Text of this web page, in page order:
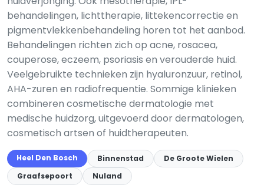
behandelingen, lichttherapie, littekencorrectie en
pigmentvlekkenbehandeling horen tot het aanbod.
Behandelingen richten zich op acne, rosacea,
couperose, eczeem, psoriasis en verouderde huid.
Veelgebruikte technieken zijn hyaluronzuur, retinol,
AHA-zuren en radiofrequentie. Sommige klinieken
combineren cosmetische dermatologie met
medische huidzorg, uitgevoerd door dermatologen,
cosmetisch artsen of huidtherapeuten.
Heel Den Bosch Binnenstad
De Groote Wielen
Graafsepoort
Nuland